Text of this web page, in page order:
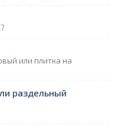
или плитка на
раздельный